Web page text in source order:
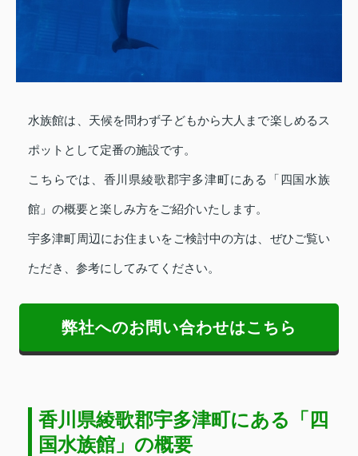
水族館は、天候を問わず子どもから大人まで楽しめるス
ポットとして定番の施設です。
こちらでは、香川県綾歌郡宇多津町にある「四国水族
館」の概要と楽しみ方をご紹介いたします。
宇多津町周辺にお住まいをご検討中の方は、ぜひご覧い
ただき、参考にしてみてください。
弊社へのお問い合わせはこちら
香川県綾歌郡宇多津町にある「四
国水族館」の概要